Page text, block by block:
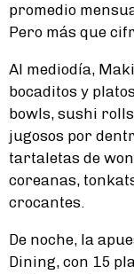
promedio
Pero más que
Al mediodía,
bocaditos y
bowls, sushi
jugosos por
tartaletas de
coreanas,
crocantes.
De noche, la
Dining, con 15